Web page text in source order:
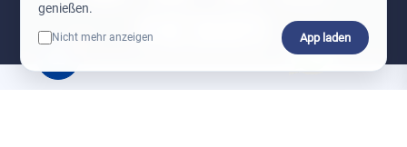
genießen.
Nicht mehr anzeigen App laden